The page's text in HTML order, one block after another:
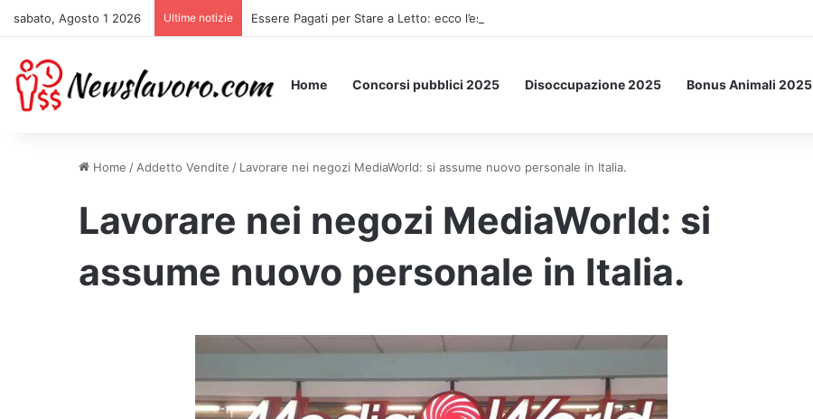
sabato, Agosto 1 2026 Ultime notizie Essere Pagati per Stare a Letto: ecco l’esperimento spaziale.
Home Concorsi pubblici 2025 Disoccupazione 2025 Bonus Animali 2025
Home / Addetto Vendite / Lavorare nei negozi MediaWorld: si assume nuovo personale in Italia.
Lavorare nei negozi MediaWorld: si
assume nuovo personale in Italia.